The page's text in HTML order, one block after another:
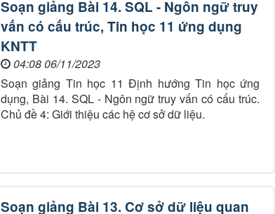
Soạn giảng Bài 14. SQL - Ngôn ngữ truy
vấn có cấu trúc, Tin học 11 ứng dụng
KNTT
04:08 06/11/2023
Soạn giảng Tin học 11 Định hướng Tin học ứng
dụng, Bài 14. SQL - Ngôn ngữ truy vấn có cấu trúc.
Chủ đề 4: Giới thiệu các hệ cơ sở dữ liệu.
Soạn giảng Bài 13. Cơ sở dữ liệu quan